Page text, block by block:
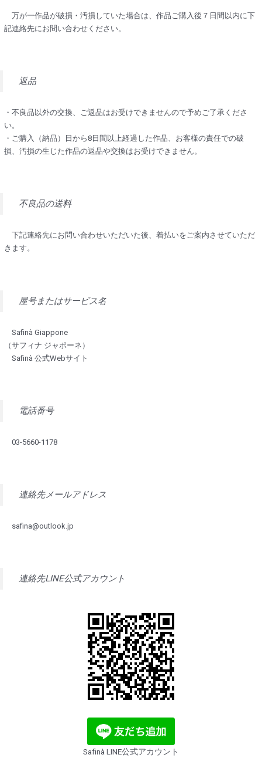
万が一作品が破損・汚損していた場合は、作品ご購入後７日間以内に下
記連絡先にお問い合わせください。
返品
・不良品以外の交換、ご返品はお受けできませんので予めご了承くださ
い。
・ご購入（納品）日から8日間以上経過した作品、お客様の責任での破
損、汚損の生じた作品の返品や交換はお受けできません。
不良品の送料
下記連絡先にお問い合わせいただいた後、着払いをご案内させていただ
きます。
屋号またはサービス名
Safinà Giappone
（サフィナ ジャポーネ）
Safinà 公式Webサイト
電話番号
03-5660-1178
連絡先メールアドレス
safina@outlook.jp
連絡先LINE公式アカウント
Safinà LINE公式アカウント